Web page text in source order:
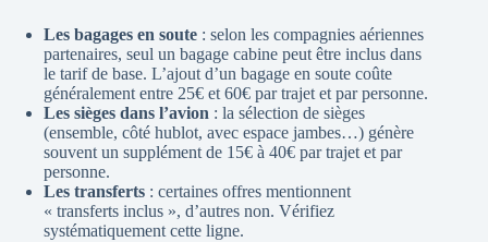
Les bagages en soute : selon les compagnies aériennes
partenaires, seul un bagage cabine peut être inclus dans
le tarif de base. L’ajout d’un bagage en soute coûte
généralement entre 25€ et 60€ par trajet et par personne.
Les sièges dans l’avion : la sélection de sièges
(ensemble, côté hublot, avec espace jambes…) génère
souvent un supplément de 15€ à 40€ par trajet et par
personne.
Les transferts : certaines offres mentionnent
« transferts inclus », d’autres non. Vérifiez
systématiquement cette ligne.